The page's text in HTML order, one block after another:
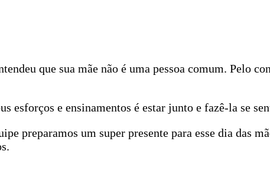
que sua mãe não é uma pessoa comum. Pelo
esforços e ensinamentos é estar junto e fazê-la se
preparamos um super presente para esse dia das